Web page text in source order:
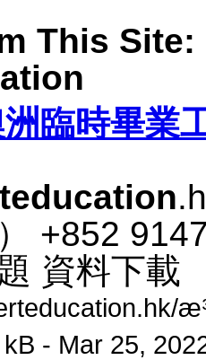
This Site:
臨時​畢​業​
+852
資料​下​載
kB - Mar 25,